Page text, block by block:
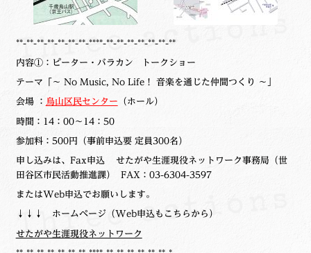
**-**-**-**-**-**-**-****-**-**-**-**-**-**-**
内容①：ピーター・バラカン トークショー
テーマ「～ No Music, No Life！ 音楽を通じた仲間つくり ～」
会場 ： 烏山区民センター （ホール）
時間：14：00～14：50
参加料：500円（事前申込要 定員300名）
申し込みは、Fax申込 せたがや生涯現役ネットワーク事務局（世
田谷区市民活動推進課） FAX：03-6304-3597
またはWeb申込でお願いします。
↓↓↓ ホームページ（Web申込もこちらから）
せたがや生涯現役ネットワーク